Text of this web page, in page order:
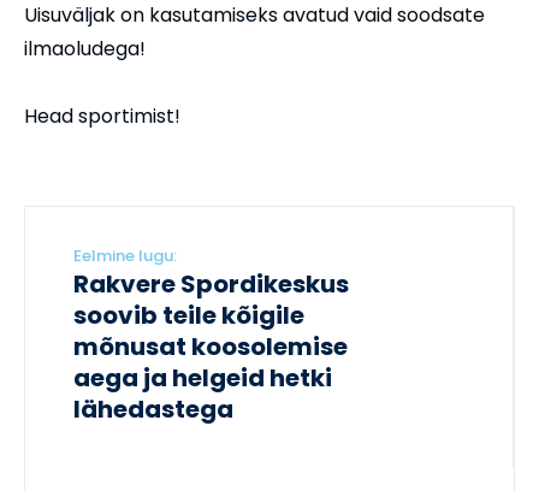
Uisuväljak on kasutamiseks avatud vaid soodsate
ilmaoludega!
Head sportimist!
Eelmine lugu:
Rakvere Spordikeskus
soovib teile kõigile
mõnusat koosolemise
aega ja helgeid hetki
lähedastega